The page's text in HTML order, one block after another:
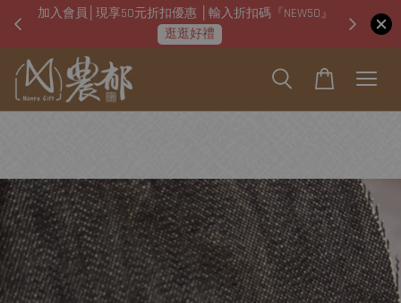
加入會員│現享50元折扣優惠 │輸入折扣碼『NEW50』
逛逛好禮
即日